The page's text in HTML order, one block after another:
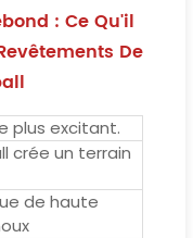
: Ce Qu'il
De
plus excitant.
crée un terrain
de haute